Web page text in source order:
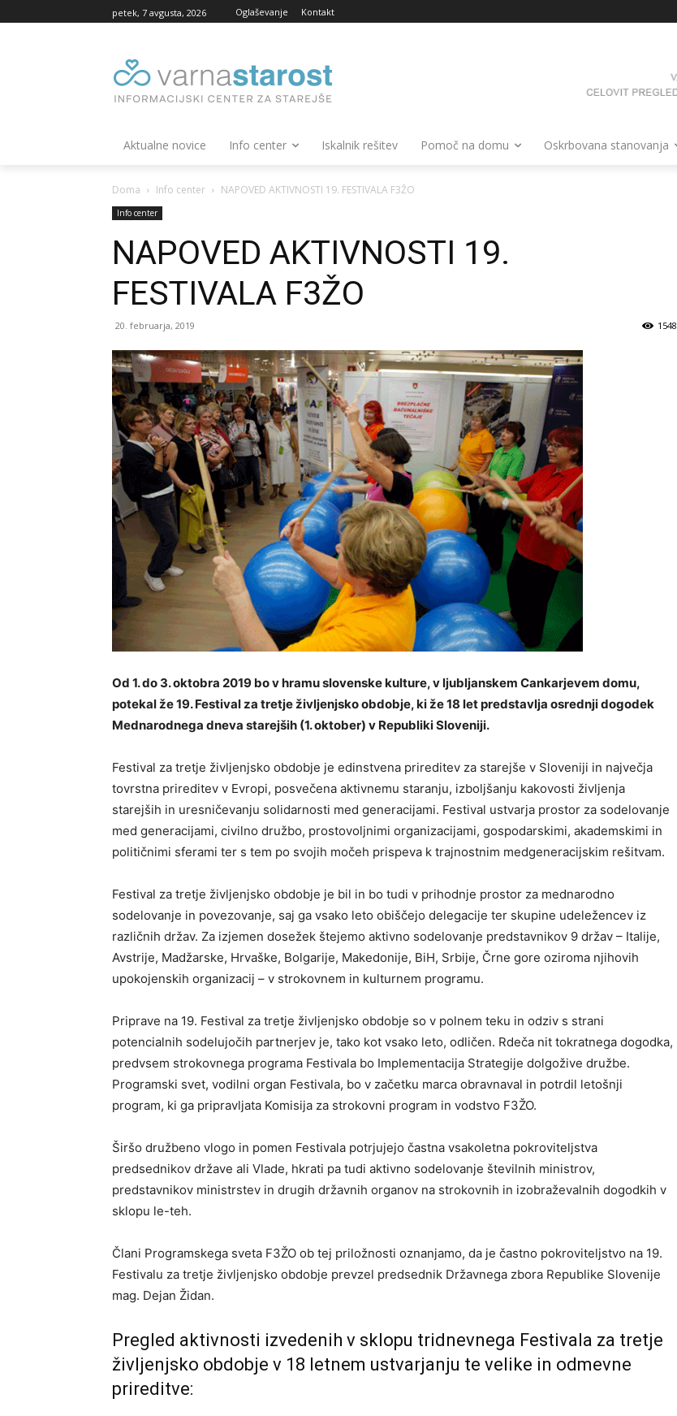
petek, 7 avgusta, 2026 Oglaševanje Kontakt
Aktualne novice Info center Iskalnik rešitev Pomoč na domu Oskrbovana stanovanja
Doma Info center NAPOVED AKTIVNOSTI 19. FESTIVALA F3ŽO
Info center
NAPOVED AKTIVNOSTI 19.
FESTIVALA F3ŽO
20. februarja, 2019 1548
Od 1. do 3. oktobra 2019 bo v hramu slovenske kulture, v ljubljanskem Cankarjevem domu,
potekal že 19. Festival za tretje življenjsko obdobje, ki že 18 let predstavlja osrednji dogodek
Mednarodnega dneva starejših (1. oktober) v Republiki Sloveniji.
Festival za tretje življenjsko obdobje je edinstvena prireditev za starejše v Sloveniji in največja
tovrstna prireditev v Evropi, posvečena aktivnemu staranju, izboljšanju kakovosti življenja
starejših in uresničevanju solidarnosti med generacijami. Festival ustvarja prostor za sodelovanje
med generacijami, civilno družbo, prostovoljnimi organizacijami, gospodarskimi, akademskimi in
političnimi sferami ter s tem po svojih močeh prispeva k trajnostnim medgeneracijskim rešitvam.
Festival za tretje življenjsko obdobje je bil in bo tudi v prihodnje prostor za mednarodno
sodelovanje in povezovanje, saj ga vsako leto obiščejo delegacije ter skupine udeležencev iz
različnih držav. Za izjemen dosežek štejemo aktivno sodelovanje predstavnikov 9 držav – Italije,
Avstrije, Madžarske, Hrvaške, Bolgarije, Makedonije, BiH, Srbije, Črne gore oziroma njihovih
upokojenskih organizacij – v strokovnem in kulturnem programu.
Priprave na 19. Festival za tretje življenjsko obdobje so v polnem teku in odziv s strani
potencialnih sodelujočih partnerjev je, tako kot vsako leto, odličen. Rdeča nit tokratnega dogodka,
predvsem strokovnega programa Festivala bo Implementacija Strategije dolgožive družbe.
Programski svet, vodilni organ Festivala, bo v začetku marca obravnaval in potrdil letošnji
program, ki ga pripravljata Komisija za strokovni program in vodstvo F3ŽO.
Širšo družbeno vlogo in pomen Festivala potrjujejo častna vsakoletna pokroviteljstva
predsednikov države ali Vlade, hkrati pa tudi aktivno sodelovanje številnih ministrov,
predstavnikov ministrstev in drugih državnih organov na strokovnih in izobraževalnih dogodkih v
sklopu le-teh.
Člani Programskega sveta F3ŽO ob tej priložnosti oznanjamo, da je častno pokroviteljstvo na 19.
Festivalu za tretje življenjsko obdobje prevzel predsednik Državnega zbora Republike Slovenije
mag. Dejan Židan.
Pregled aktivnosti izvedenih v sklopu tridnevnega Festivala za tretje
življenjsko obdobje v 18 letnem ustvarjanju te velike in odmevne
prireditve: